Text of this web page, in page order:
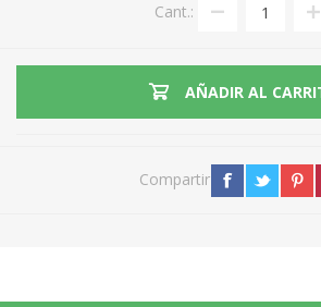
Cant.:
AÑADIR AL
Compartir